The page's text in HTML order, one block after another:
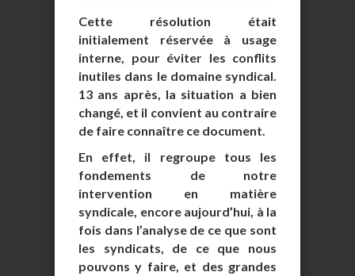
Cette résolution était
initialement réservée à usage
interne, pour éviter les conflits
inutiles dans le domaine syndical.
13 ans après, la situation a bien
changé, et il convient au contraire
de faire connaître ce document.
En effet, il regroupe tous les
fondements de notre
intervention en matière
syndicale, encore aujourd’hui, à la
fois dans l’analyse de ce que sont
les syndicats, de ce que nous
pouvons y faire, et des grandes